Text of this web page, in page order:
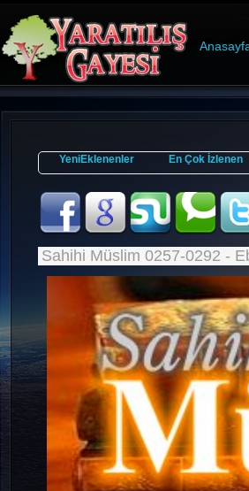
YeniEklenenler En Çok İzlenen
Sahihi Müslim 0257-0292 -